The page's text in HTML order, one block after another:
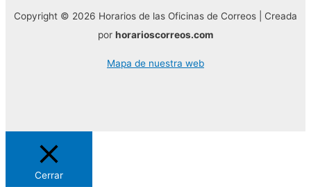
Copyright © 2026 Horarios de las Oficinas de Correos | Creada
por horarioscorreos.com
Mapa de nuestra web
Cerrar